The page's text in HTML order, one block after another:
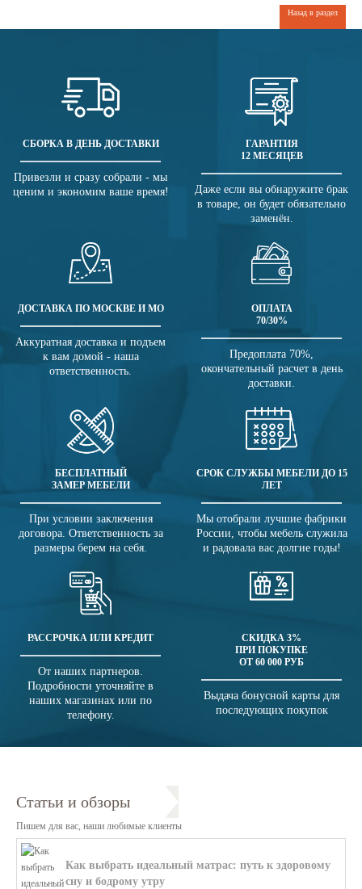
Назад в раздел
СБОРКА В ДЕНЬ ДОСТАВКИ
Привезли и сразу собрали - мы
ценим и экономим ваше время!
ГАРАНТИЯ
12 МЕСЯЦЕВ
Даже если вы обнаружите брак
в товаре, он будет обязательно
заменён.
ДОСТАВКА ПО МОСКВЕ И МО
Аккуратная доставка и подъем
к вам домой - наша
ответственность.
ОПЛАТА
70/30%
Предоплата 70%,
окончательный расчет в день
доставки.
БЕСПЛАТНЫЙ
ЗАМЕР МЕБЕЛИ
При условии заключения
договора. Ответственность за
размеры берем на себя.
СРОК СЛУЖБЫ МЕБЕЛИ ДО 15
ЛЕТ
Мы отобрали лучшие фабрики
России, чтобы мебель служила
и радовала вас долгие годы!
РАССРОЧКА ИЛИ КРЕДИТ
От наших партнеров.
Подробности уточняйте в
наших магазинах или по
телефону.
СКИДКА 3%
ПРИ ПОКУПКЕ
ОТ 60 000 РУБ
Выдача бонусной карты для
последующих покупок
Статьи и обзоры
Пишем для вас, наши любимые клиенты
Как выбрать идеальный матрас: путь к здоровому
сну и бодрому утру